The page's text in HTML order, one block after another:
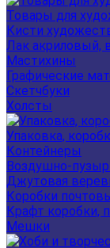
Товары для
Кисти
Лак акриловый,
Мастихины
Графические
Скетчбуки
Холсты
Упаковка,
Контейнеры
Воздушно-
Джутовая
Коробки
Крафт коробки,
Мешки